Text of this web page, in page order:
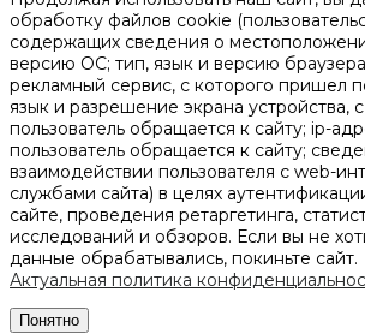
обработку файлов cookie
содержащих сведения о
версию ОС; тип, язык и версию
рекламный сервис, с которого пришел
язык и разрешение экрана устройства,
пользователь обращается к сайту; ip-
пользователь обращается к сайту;
взаимодействии пользователя с web-
службами сайта) в целях
сайте, проведения ретаргетинга,
исследований и обзоров. Если вы не
данные обрабатывались, покиньте сайт.
Актуальная политика
Понятно